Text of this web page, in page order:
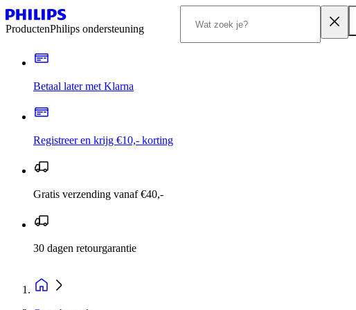
ProductenPhilips ondersteuning
Betaal later met Klarna
Registreer en krijg €10,- korting
Gratis verzending vanaf €40,-
30 dagen retourgarantie